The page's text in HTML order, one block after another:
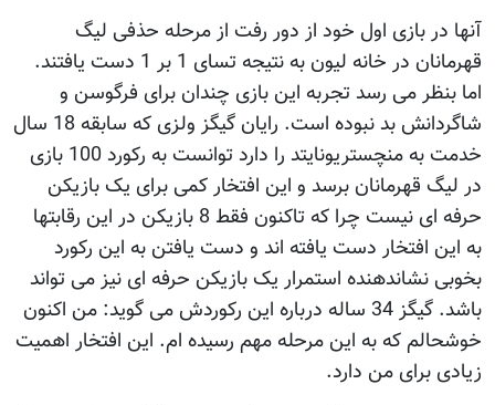
آنها در بازی اول خود از دور رفت از مرحله حذفی لیگ
قهرمانان در خانه لیون به نتیجه تسای 1 بر 1 دست یافتند.
اما بنظر می رسد تجربه این بازی چندان برای فرگوسن و
شاگردانش بد نبوده است. رایان گیگز ولزی که سابقه 18 سال
خدمت به منچستریونایتد را دارد توانست به رکورد 100 بازی
در لیگ قهرمانان برسد و این افتخار کمی برای یک بازیکن
حرفه ای نیست چرا که تاکنون فقط 8 بازیکن در این رقابتها
به این افتخار دست یافته اند و دست یافتن به این رکورد
بخوبی نشاندهنده استمرار یک بازیکن حرفه ای نیز می تواند
باشد. گیگز 34 ساله درباره این رکوردش می گوید: من اکنون
خوشحالم که به این مرحله مهم رسیده ام. این افتخار اهمیت
زیادی برای من دارد.